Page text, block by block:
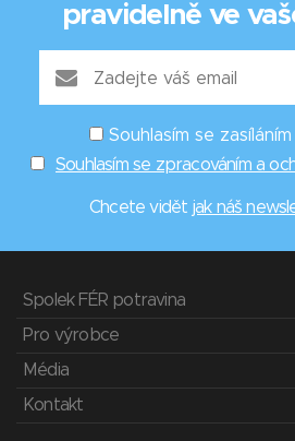
pravidelně ve
Souhlasím se
Souhlasím se zpracováním a
Chcete vidět jak náš
Spolek FÉR potravina
Pro výrobce
Média
Kontakt